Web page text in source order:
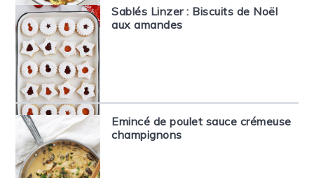
Sablés Linzer : Biscuits de Noël
aux amandes
Emincé de poulet sauce crémeuse
champignons